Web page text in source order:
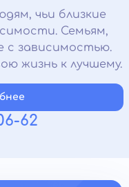
чьи близкие
Семьям,
с зависимостью.
жизнь к лучшему.
62